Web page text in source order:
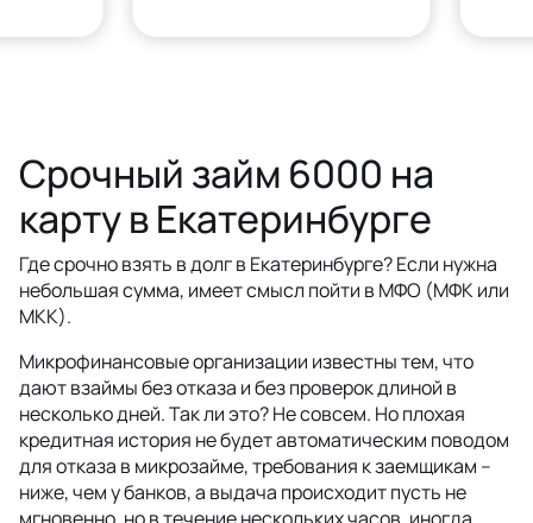
Срочный займ 6000 на
карту в Екатеринбурге
Где срочно взять в долг в Екатеринбурге? Если нужна
небольшая сумма, имеет смысл пойти в МФО (МФК или
МКК).
Микрофинансовые организации известны тем, что
дают взаймы без отказа и без проверок длиной в
несколько дней. Так ли это? Не совсем. Но плохая
кредитная история не будет автоматическим поводом
для отказа в микрозайме, требования к заемщикам –
ниже, чем у банков, а выдача происходит пусть не